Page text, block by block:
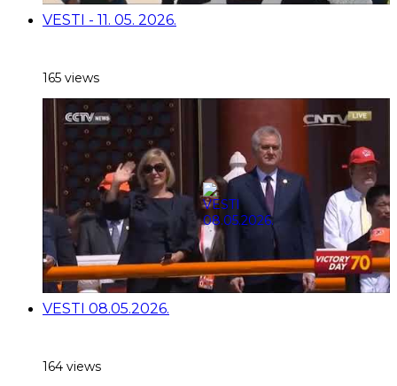
VESTI - 11. 05. 2026.
165 views
VESTI 08.05.2026.
164 views